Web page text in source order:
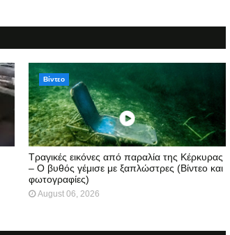
Βίντεο
Τραγικές εικόνες από παραλία της Κέρκυρας
– Ο βυθός γέμισε με ξαπλώστρες (Βίντεο και
φωτογραφίες)
August 06, 2026